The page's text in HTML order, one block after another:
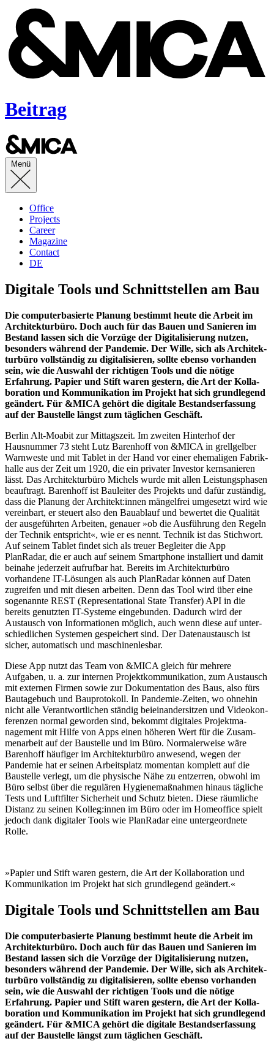
Beitrag
Menü
Office
Projects
Career
Magazine
Contact
DE
Digitale Tools und Schnitt­stellen am Bau
Die compu­ter­ba­sierte Planung bestimmt heute die Arbeit im
Archi­tek­turbüro. Doch auch für das Bauen und Sanieren im
Bestand lassen sich die Vorzüge der Digita­li­sierung nutzen,
besonders während der Pandemie. Der Wille, sich als Archi­tek­
turbüro vollständig zu digita­li­sieren, sollte ebenso vorhanden
sein, wie die Auswahl der richtigen Tools und die nötige
Erfahrung. Papier und Stift waren gestern, die Art der Kolla­
bo­ration und Kommu­ni­kation im Projekt hat sich grund­legend
geändert. Für &MICA gehört die digitale Bestands­er­fassung
auf der Baustelle längst zum täglichen Geschäft.
Berlin Alt-Moabit zur Mittagszeit. Im zweiten Hinterhof der
Hausnummer 73 steht Lutz Barenhoff von &MICA in grell­gelber
Warnweste und mit Tablet in der Hand vor einer ehema­ligen Fabrik­
halle aus der Zeit um 1920, die ein privater Investor kernsa­nieren
lässt. Das Archi­tek­turbüro Michels wurde mit allen Leistungs­phasen
beauf­tragt. Barenhoff ist Bauleiter des Projekts und dafür zuständig,
dass die Planung der Architekt:innen mängelfrei umgesetzt wird wie
vereinbart, er steuert also den Bauablauf und bewertet die Qualität
der ausge­führten Arbeiten, genauer »ob die Ausführung den Regeln
der Technik entspricht«, wie er es nennt. Technik ist das Stichwort.
Auf seinem Tablet findet sich als treuer Begleiter die App
PlanRadar, die er auch auf seinem Smart­phone instal­liert und damit
beinahe jederzeit aufrufbar hat. Bereits im Archi­tek­turbüro
vorhandene IT-Lösungen als auch PlanRadar können auf Daten
zugreifen und mit diesen arbeiten. Denn das Tool wird über eine
sogenannte REST (Repre­sen­ta­tional State Transfer) API in die
bereits genutzten IT-Systeme einge­bunden. Dadurch wird der
Austausch von Infor­ma­tionen möglich, auch wenn diese auf unter­
schied­lichen Systemen gespei­chert sind. Der Daten­aus­tausch ist
sicher, automa­tisch und maschi­nen­lesbar.
Diese App nutzt das Team von &MICA gleich für mehrere
Aufgaben, u. a. zur internen Projekt­kom­mu­ni­kation, zum Austausch
mit externen Firmen sowie zur Dokumen­tation des Baus, also fürs
Bauta­gebuch und Baupro­tokoll. In Pandemie-Zeiten, wo ohnehin
nicht alle Verant­wort­lichen ständig beiein­an­der­sitzen und Video­kon­
fe­renzen normal geworden sind, bekommt digitales Projekt­ma­
nagement mit Hilfe von Apps einen höheren Wert für die Zusam­
men­arbeit auf der Baustelle und im Büro. Norma­ler­weise wäre
Barenhoff häufiger im Archi­tek­turbüro anwesend, wegen der
Pandemie hat er seinen Arbeits­platz momentan komplett auf die
Baustelle verlegt, um die physische Nähe zu entzerren, obwohl im
Büro selbst über die regulären Hygie­ne­maß­nahmen hinaus tägliche
Tests und Luftfilter Sicherheit und Schutz bieten. Diese räumliche
Distanz zu seinen Kolleg:innen im Büro oder im Homeoffice spielt
jedoch dank digitaler Tools wie PlanRadar eine unter­ge­ordnete
Rolle.
»Papier und Stift waren gestern, die Art der Kolla­bo­ration und
Kommu­ni­kation im Projekt hat sich grund­legend geändert.«
Digitale Tools und Schnitt­stellen am Bau
Die compu­ter­ba­sierte Planung bestimmt heute die Arbeit im
Archi­tek­turbüro. Doch auch für das Bauen und Sanieren im
Bestand lassen sich die Vorzüge der Digita­li­sierung nutzen,
besonders während der Pandemie. Der Wille, sich als Archi­tek­
turbüro vollständig zu digita­li­sieren, sollte ebenso vorhanden
sein, wie die Auswahl der richtigen Tools und die nötige
Erfahrung. Papier und Stift waren gestern, die Art der Kolla­
bo­ration und Kommu­ni­kation im Projekt hat sich grund­legend
geändert. Für &MICA gehört die digitale Bestands­er­fassung
auf der Baustelle längst zum täglichen Geschäft.